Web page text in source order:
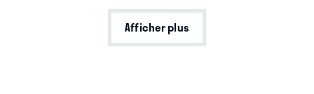
Afficher plus